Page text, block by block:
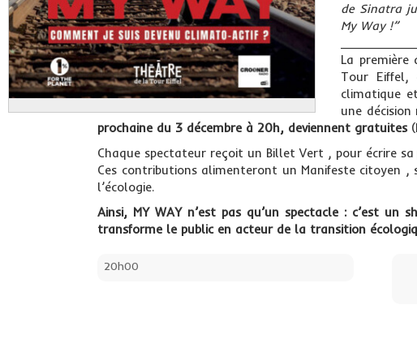
de Sinatra
My Way !”
La
Tour Eiffel,
climatique
une décision
prochaine du 3 décembre à 20h, deviennent gratuites
Chaque spectateur reçoit un Billet Vert , pour écrire
Ces contributions alimenteront un Manifeste citoyen
l’écologie.
Ainsi, MY WAY n’est pas qu’un spectacle : c’est
transforme le public en acteur de la transition
20h00